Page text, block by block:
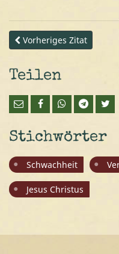
Vorheriges Zitat
Teilen
Stichwörter
Schwachheit
Jesus Christus